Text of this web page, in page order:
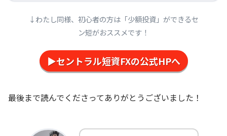
↓わたし同様、初心者の方は「少額投資」ができるセ
ン短がおススメです！
▶セントラル短資FXの公式HPへ
最後まで読んでくださってありがとうございました！